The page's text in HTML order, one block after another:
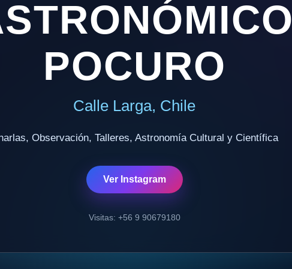
POCURO
Calle Larga, Chile
Observación, Talleres, Astronomía Cultural y Científica
Ver Instagram
Visitas: +56 9 90679180